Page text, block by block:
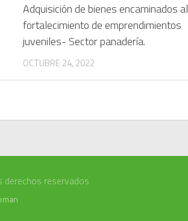
Adquisición de bienes encaminados al
fortalecimiento de emprendimientos
juveniles- Sector panadería.
OCTUBRE 24, 2022
reservados